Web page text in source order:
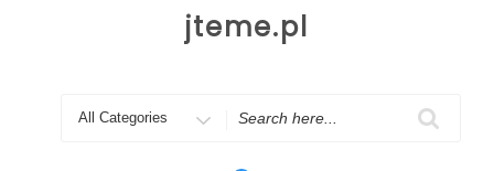
jteme.pl
Search